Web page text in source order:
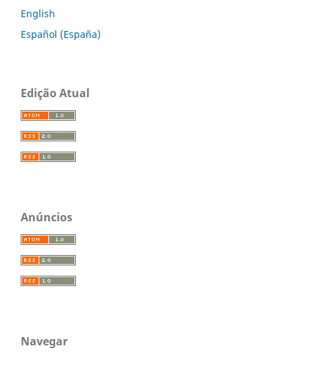
English
Español (España)
Edição Atual
Anúncios
Navegar